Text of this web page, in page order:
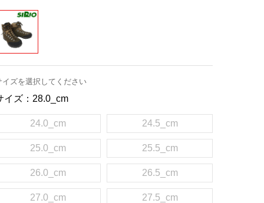
イズを選択してください
イズ： 28.0_cm
24.0_cm 24.5_cm
25.0_cm 25.5_cm
26.0_cm 26.5_cm
27.0_cm 27.5_cm